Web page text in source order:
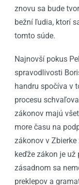
znovu sa bude
bežní ľudia, ktorí
tomto súde.
Najnovší pokus
spravodlivosti
handru spočíva v
procesu
zákonov majú
more času na
zákonov v Zbierke
keďže zákon je
zásadnom sa
preklepov a